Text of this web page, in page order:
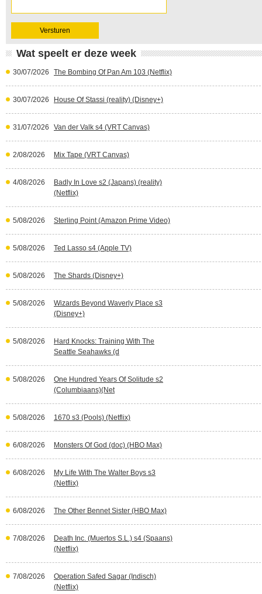
Wat speelt er deze week
30/07/2026 The Bombing Of Pan Am 103 (Netflix)
30/07/2026 House Of Stassi (reality) (Disney+)
31/07/2026 Van der Valk s4 (VRT Canvas)
2/08/2026 Mix Tape (VRT Canvas)
4/08/2026
Badly In Love s2 (Japans) (reality)
(Netflix)
5/08/2026 Sterling Point (Amazon Prime Video)
5/08/2026 Ted Lasso s4 (Apple TV)
5/08/2026 The Shards (Disney+)
5/08/2026
Wizards Beyond Waverly Place s3
(Disney+)
5/08/2026
Hard Knocks: Training With The
Seattle Seahawks (d
5/08/2026
One Hundred Years Of Solitude s2
(Columbiaans)(Net
5/08/2026 1670 s3 (Pools) (Netflix)
6/08/2026 Monsters Of God (doc) (HBO Max)
6/08/2026
My Life With The Walter Boys s3
(Netflix)
6/08/2026 The Other Bennet Sister (HBO Max)
7/08/2026
Death Inc. (Muertos S.L.) s4 (Spaans)
(Netflix)
7/08/2026
Operation Safed Sagar (Indisch)
(Netflix)